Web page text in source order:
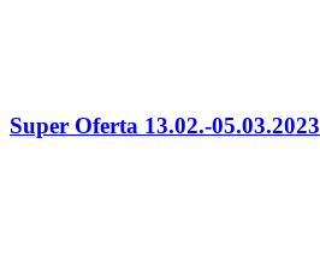
Super Oferta 13.02.-05.03.2023